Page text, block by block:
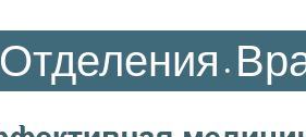
Отделения •